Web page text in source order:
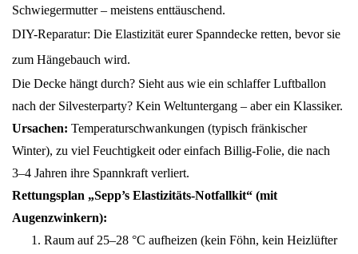
Schwiegermutter – meistens enttäuschend.
DIY-Reparatur: Die Elastizität eurer Spanndecke retten, bevor sie
zum Hängebauch wird.
Die Decke hängt durch? Sieht aus wie ein schlaffer Luftballon
nach der Silvesterparty? Kein Weltuntergang – aber ein Klassiker.
Ursachen: Temperaturschwankungen (typisch fränkischer
Winter), zu viel Feuchtigkeit oder einfach Billig-Folie, die nach
3–4 Jahren ihre Spannkraft verliert.
Rettungsplan „Sepp’s Elastizitäts-Notfallkit“ (mit
Augenzwinkern):
Raum auf 25–28 °C aufheizen (kein Föhn, kein Heizlüfter